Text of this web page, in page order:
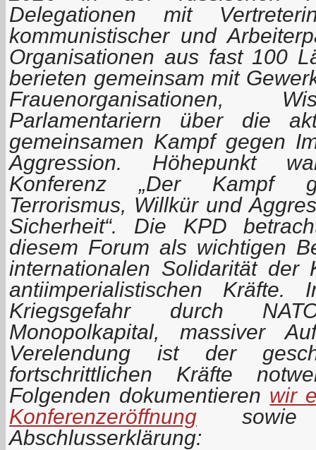
Delegationen mit
kommunistischer und
Organisationen aus fast 100
berieten gemeinsam mit
Frauenorganisationen,
Parlamentariern über die
gemeinsamen Kampf gegen
Aggression. Höhepunkt
Konferenz „Der Kampf
Terrorismus, Willkür und
Sicherheit“. Die KPD
diesem Forum als wichtigen
internationalen Solidarität der
antiimperialistischen Kräfte.
Kriegsgefahr durch
Monopolkapital, massiver
Verelendung ist der
fortschrittlichen Kräfte
Folgenden dokumentieren wir
Konferenzeröffnung sowie
Abschlusserklärung: